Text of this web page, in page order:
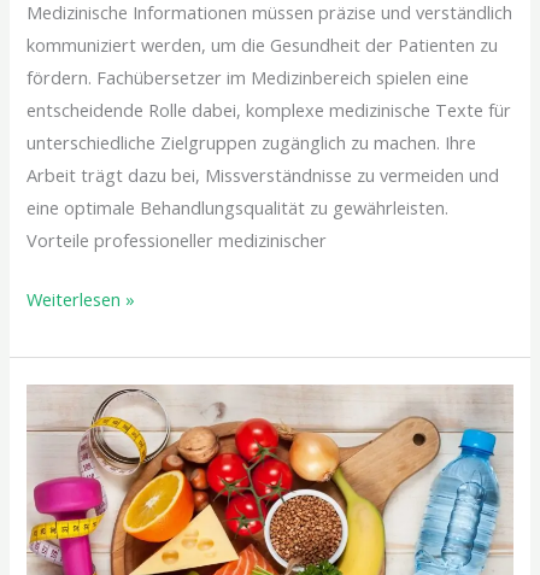
Medizinische Informationen müssen präzise und verständlich
kommuniziert werden, um die Gesundheit der Patienten zu
fördern. Fachübersetzer im Medizinbereich spielen eine
entscheidende Rolle dabei, komplexe medizinische Texte für
unterschiedliche Zielgruppen zugänglich zu machen. Ihre
Arbeit trägt dazu bei, Missverständnisse zu vermeiden und
eine optimale Behandlungsqualität zu gewährleisten.
Vorteile professioneller medizinischer
Weiterlesen »
Zusammenhang
zwischen
Ernährung
und
langfristigem
Energielevel